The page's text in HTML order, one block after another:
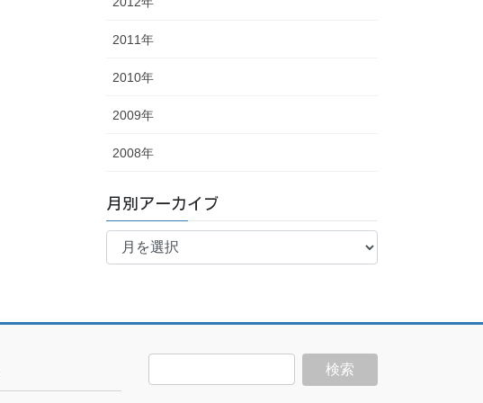
2011年
2010年
2009年
2008年
月別アーカイブ
月